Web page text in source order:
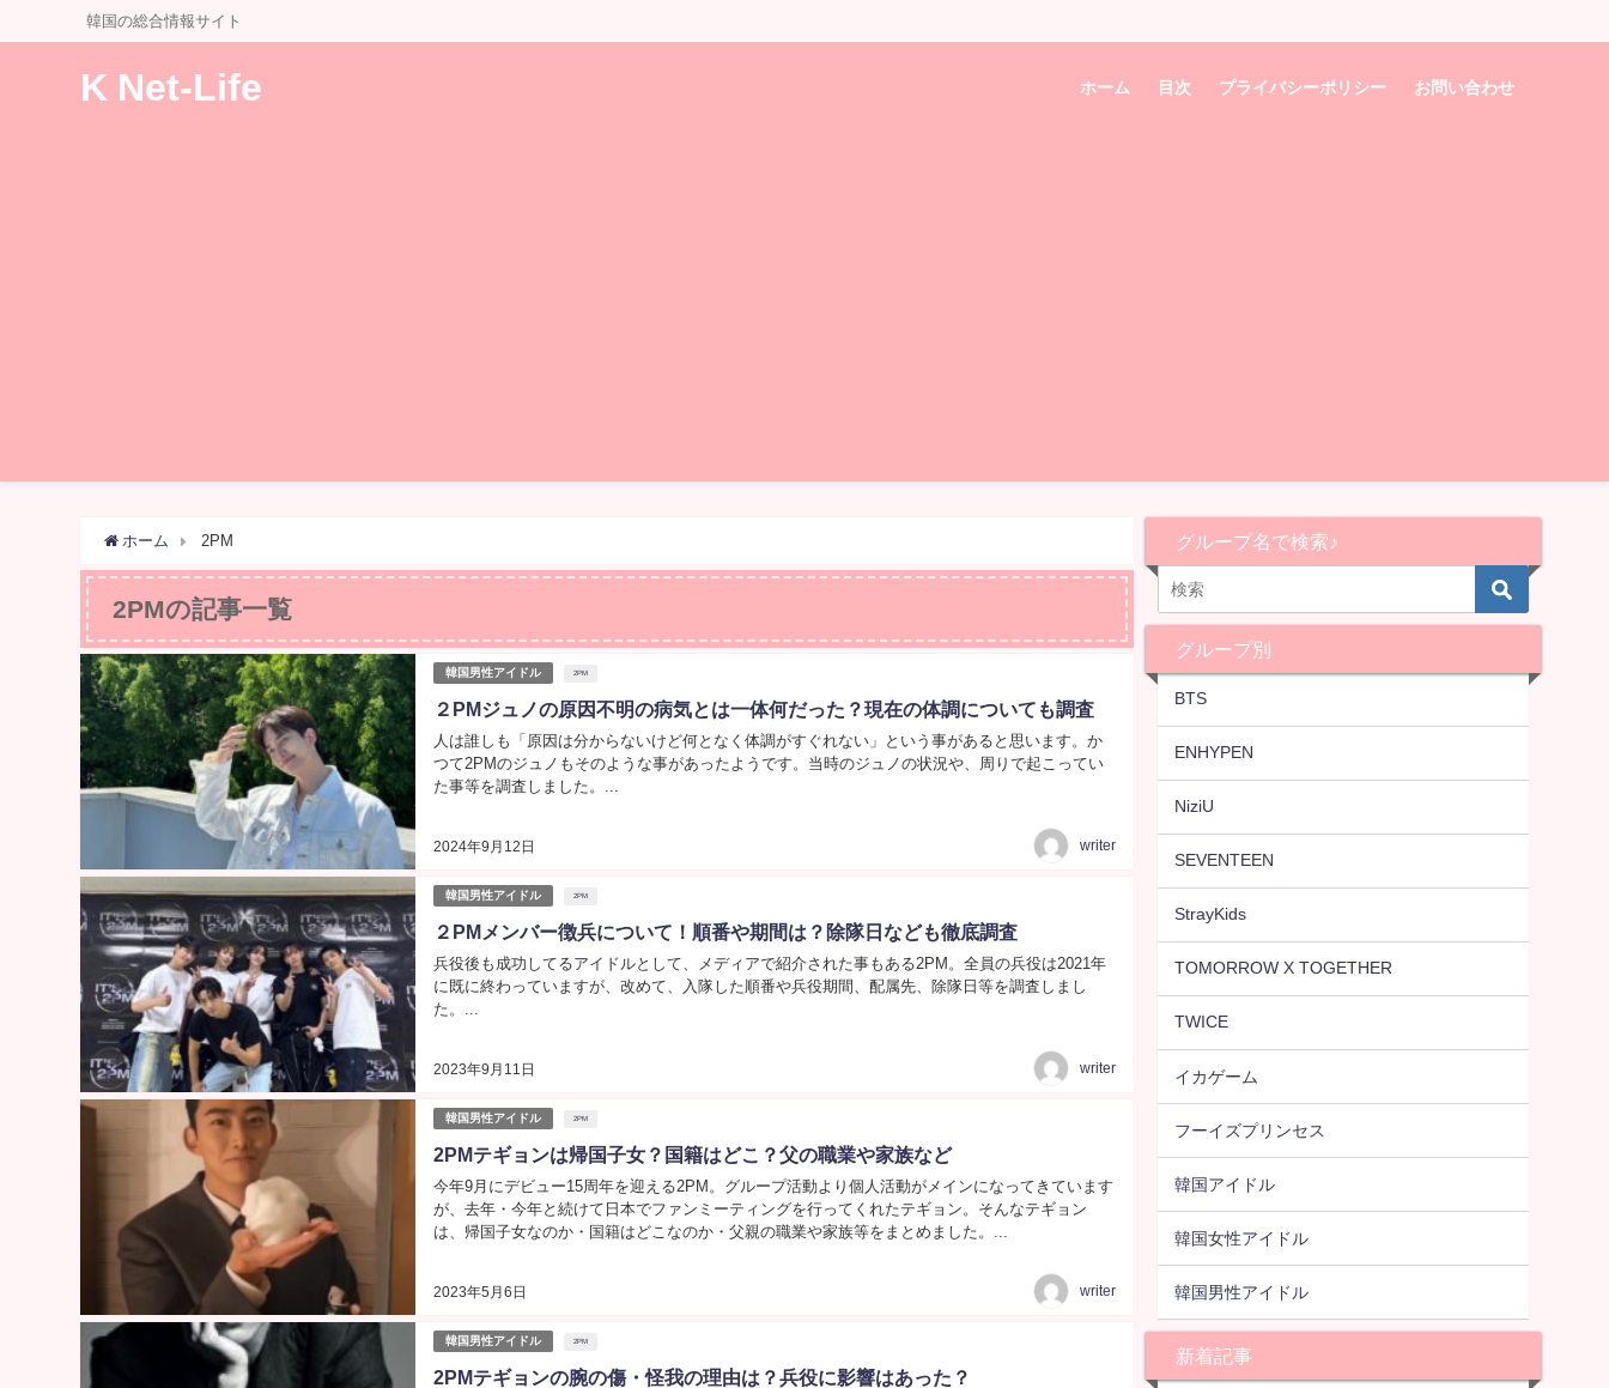
韓国の総合情報サイト
K Net-Life ホーム 目次 プライバシーポリシー お問い合わせ
ホーム 2PM
2PMの記事一覧
韓国男性アイドル 2PM
２PMジュノの原因不明の病気とは一体何だった？現在の体調についても調査
2024年9月12日
人は誰しも「原因は分からないけど何となく体調がすぐれない」という事があると思います。か
つて2PMのジュノもそのような事があったようです。当時のジュノの状況や、周りで起こってい
た事等を調査しました。...
writer
韓国男性アイドル 2PM
２PMメンバー徴兵について！順番や期間は？除隊日なども徹底調査
2023年9月11日
兵役後も成功してるアイドルとして、メディアで紹介された事もある2PM。全員の兵役は2021年
に既に終わっていますが、改めて、入隊した順番や兵役期間、配属先、除隊日等を調査しまし
た。...
writer
韓国男性アイドル 2PM
2PMテギョンは帰国子女？国籍はどこ？父の職業や家族など
2023年5月6日
今年9月にデビュー15周年を迎える2PM。グループ活動より個人活動がメインになってきています
が、去年・今年と続けて日本でファンミーティングを行ってくれたテギョン。そんなテギョン
は、帰国子女なのか・国籍はどこなのか・父親の職業や家族等をまとめました。...
writer
韓国男性アイドル 2PM
2PMテギョンの腕の傷・怪我の理由は？兵役に影響はあった？
グループ名で検索♪
グループ別
BTS
ENHYPEN
NiziU
SEVENTEEN
StrayKids
TOMORROW X TOGETHER
TWICE
イカゲーム
フーイズプリンセス
韓国アイドル
韓国女性アイドル
韓国男性アイドル
新着記事